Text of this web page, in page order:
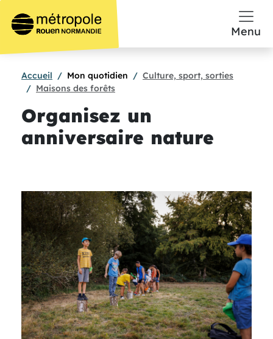
Menu
Accueil Mon quotidien
Culture, sport, sorties
Maisons des forêts
Organisez un
anniversaire nature